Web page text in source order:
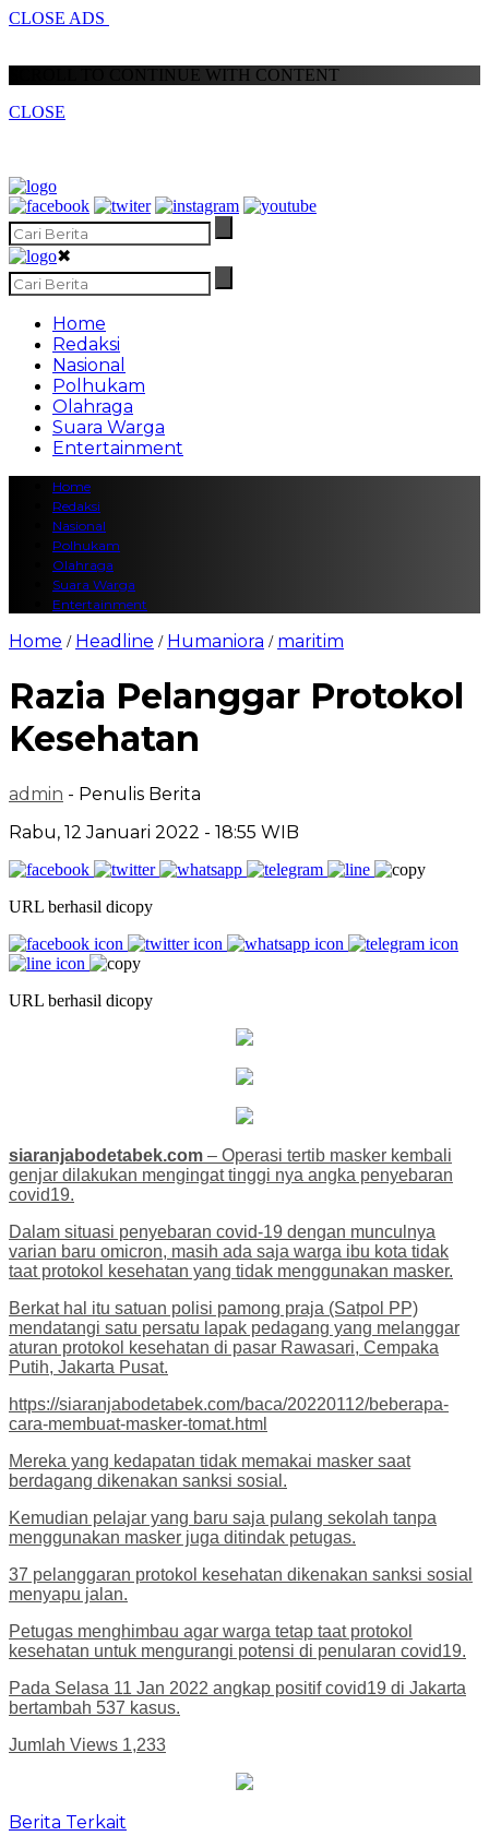
CLOSE ADS
SCROLL TO CONTINUE WITH CONTENT
CLOSE
✖
Home
Redaksi
Nasional
Polhukam
Olahraga
Suara Warga
Entertainment
Home
Redaksi
Nasional
Polhukam
Olahraga
Suara Warga
Entertainment
Home / Headline / Humaniora / maritim
Razia Pelanggar Protokol
Kesehatan
admin - Penulis Berita
Rabu, 12 Januari 2022 - 18:55 WIB
URL berhasil dicopy
URL berhasil dicopy
siaranjabodetabek.com – Operasi tertib masker kembali
genjar dilakukan mengingat tinggi nya angka penyebaran
covid19.
Dalam situasi penyebaran covid-19 dengan munculnya
varian baru omicron, masih ada saja warga ibu kota tidak
taat protokol kesehatan yang tidak menggunakan masker.
Berkat hal itu satuan polisi pamong praja (Satpol PP)
mendatangi satu persatu lapak pedagang yang melanggar
aturan protokol kesehatan di pasar Rawasari, Cempaka
Putih, Jakarta Pusat.
https://siaranjabodetabek.com/baca/20220112/beberapa-
cara-membuat-masker-tomat.html
Mereka yang kedapatan tidak memakai masker saat
berdagang dikenakan sanksi sosial.
Kemudian pelajar yang baru saja pulang sekolah tanpa
menggunakan masker juga ditindak petugas.
37 pelanggaran protokol kesehatan dikenakan sanksi sosial
menyapu jalan.
Petugas menghimbau agar warga tetap taat protokol
kesehatan untuk mengurangi potensi di penularan covid19.
Pada Selasa 11 Jan 2022 angkap positif covid19 di Jakarta
bertambah 537 kasus.
Jumlah Views 1,233
Berita Terkait